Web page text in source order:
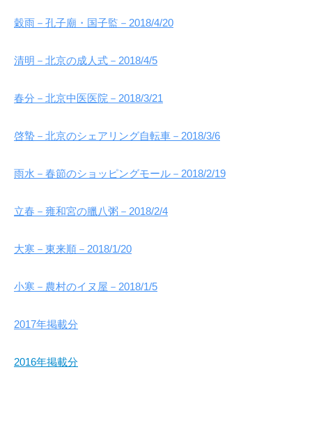
穀雨－孔子廟・国子監－2018/4/20
清明－北京の成人式－2018/4/5
春分－北京中医医院－2018/3/21
啓蟄－北京のシェアリング自転車－2018/3/6
雨水－春節のショッピングモール－2018/2/19
立春－雍和宮の臘八粥－2018/2/4
大寒－東来順－2018/1/20
小寒－農村のイヌ屋－2018/1/5
2017年掲載分
2016年掲載分